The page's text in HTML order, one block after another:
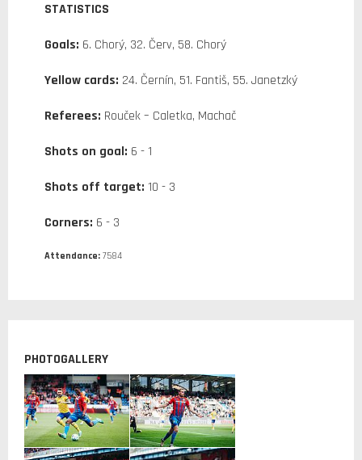
STATISTICS
Goals: 6. Chorý, 32. Červ, 58. Chorý
Yellow cards: 24. Černín, 51. Fantiš, 55. Janetzký
Referees: Rouček – Caletka, Machač
Shots on goal: 6 - 1
Shots off target: 10 - 3
Corners: 6 - 3
Attendance: 7584
PHOTOGALLERY